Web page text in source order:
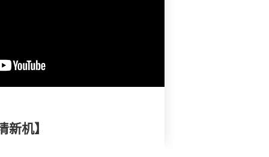
机】